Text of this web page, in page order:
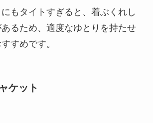
もタイトすぎると、着ぶくれし
るため、適度なゆとりを持たせ
すめです。
ケット